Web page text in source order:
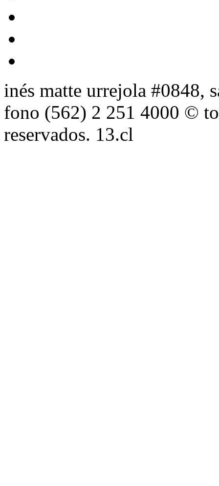
inés matte urrejola #0848,
fono (562) 2 251 4000 ©
reservados. 13.cl